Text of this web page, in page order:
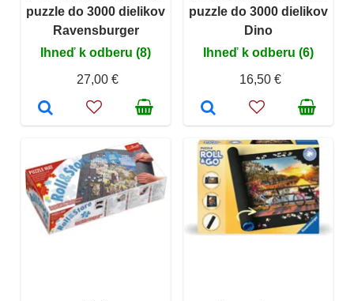
puzzle do 3000 dielikov
Ravensburger
Ihneď k odberu (8)
27,00 €
puzzle do 3000 dielikov
Dino
Ihneď k odberu (6)
16,50 €